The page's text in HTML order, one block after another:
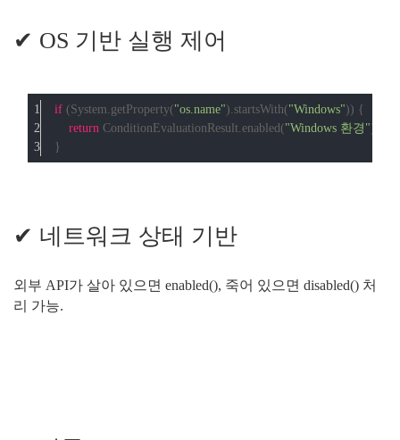
✔ OS 기반 실행 제어
if (System.getProperty("os.name").startsWith("Windows")) {
return ConditionEvaluationResult.enabled("Windows 환경");
}
✔ 네트워크 상태 기반
외부 API가 살아 있으면 enabled(), 죽어 있으면 disabled() 처
리 가능.